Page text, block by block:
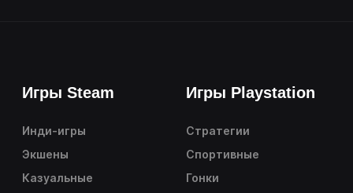
Игры Steam
Инди-игры
Экшены
Казуальные
Игры Playstation
Стратегии
Спортивные
Гонки